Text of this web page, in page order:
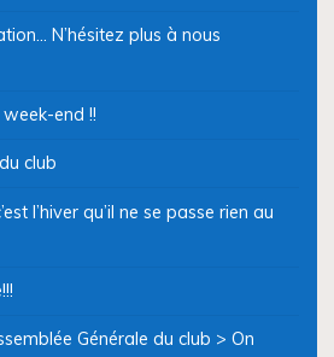
N’hésitez plus à nous
end !!
club
l’hiver qu’il ne se passe rien au
Générale du club > On